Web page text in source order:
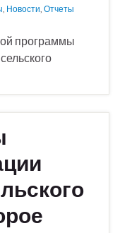
, Новости, Отчеты
программы